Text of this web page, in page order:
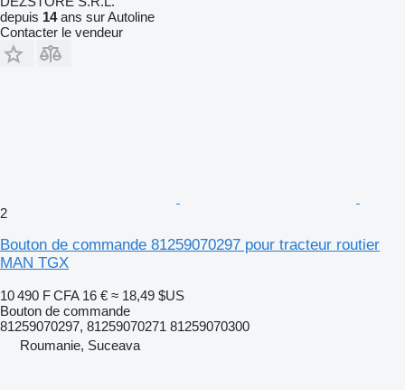
depuis 14ans sur Autoline
Contacter le vendeur
2
Bouton de commande 81259070297 pour tracteur routier
MAN TGX
10 490 F CFA 16 € ≈ 18,49 $US
Bouton de commande
81259070297, 81259070271 81259070300
Roumanie, Suceava